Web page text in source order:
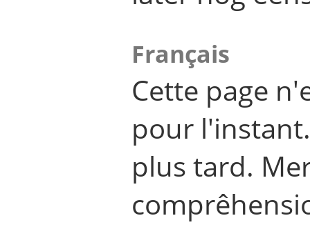
Français
Cette page
pour
plus tard.